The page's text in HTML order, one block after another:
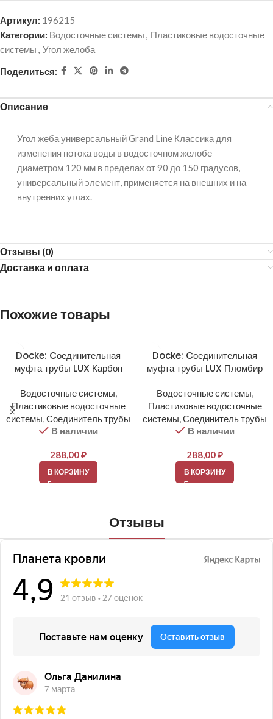
Артикул: 196215
Категории: Водосточные системы , Пластиковые водосточные
системы , Угол желоба
Поделиться:
Описание
Угол жеба универсальный Grand Line Классика для
изменения потока воды в водосточном желобе
диаметром 120 мм в пределах от 90 до 150 градусов,
универсальный элемент, применяется на внешних и на
внутренних углах.
Отзывы (0)
Доставка и оплата
Похожие товары
Docke: Cоединительная
муфта трубы LUX Карбон
Водосточные системы,
Пластиковые водосточные
системы,Соединитель трубы
В наличии
288,00₽
В КОРЗИНУ
Docke: Cоединительная
муфта трубы LUX Пломбир
Водосточные системы,
Пластиковые водосточные
системы,Соединитель трубы
В наличии
288,00₽
В КОРЗИНУ
Отзывы